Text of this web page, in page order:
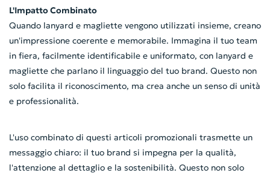
L'Impatto Combinato
Quando lanyard e magliette vengono utilizzati insieme, creano
un'impressione coerente e memorabile. Immagina il tuo team
in fiera, facilmente identificabile e uniformato, con lanyard e
magliette che parlano il linguaggio del tuo brand. Questo non
solo facilita il riconoscimento, ma crea anche un senso di unità
e professionalità.
L'uso combinato di questi articoli promozionali trasmette un
messaggio chiaro: il tuo brand si impegna per la qualità,
l'attenzione al dettaglio e la sostenibilità. Questo non solo